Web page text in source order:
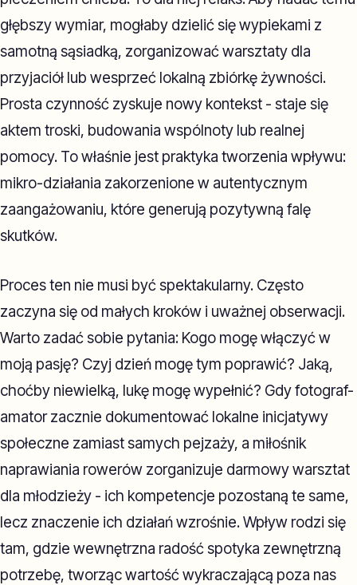
głębszy wymiar, mogłaby dzielić się wypiekami z
samotną sąsiadką, zorganizować warsztaty dla
przyjaciół lub wesprzeć lokalną zbiórkę żywności.
Prosta czynność zyskuje nowy kontekst - staje się
aktem troski, budowania wspólnoty lub realnej
pomocy. To właśnie jest praktyka tworzenia wpływu:
mikro-działania zakorzenione w autentycznym
zaangażowaniu, które generują pozytywną falę
skutków.
Proces ten nie musi być spektakularny. Często
zaczyna się od małych kroków i uważnej obserwacji.
Warto zadać sobie pytania: Kogo mogę włączyć w
moją pasję? Czyj dzień mogę tym poprawić? Jaką,
choćby niewielką, lukę mogę wypełnić? Gdy fotograf-
amator zacznie dokumentować lokalne inicjatywy
społeczne zamiast samych pejzaży, a miłośnik
naprawiania rowerów zorganizuje darmowy warsztat
dla młodzieży - ich kompetencje pozostaną te same,
lecz znaczenie ich działań wzrośnie. Wpływ rodzi się
tam, gdzie wewnętrzna radość spotyka zewnętrzną
potrzebę, tworząc wartość wykraczającą poza nas